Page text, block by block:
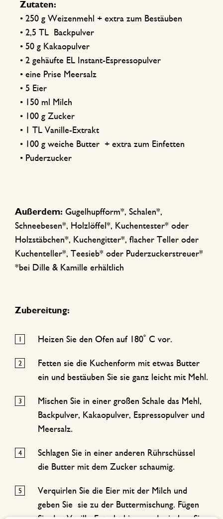
Zutaten:
• 250 g Weizenmehl + extra zum Bestäuben
• 2,5 TL Backpulver
• 50 g Kakaopulver
• 2 gehäufte EL Instant-Espressopulver
• eine Prise Meersalz
• 5 Eier
• 150 ml Milch
• 100 g Zucker
• 1 TL Vanille-Extrakt
• 100 g weiche Butter + extra zum Einfetten
• Puderzucker
Außerdem: Gugelhupfform*, Schalen*,
Schneebesen*, Holzlöffel*, Kuchentester* oder
Holzstäbchen*, Kuchengitter*, flacher Teller oder
Kuchenteller*, Teesieb* oder Puderzuckerstreuer*
*bei Dille & Kamille erhältlich
Zubereitung:
Heizen Sie den Ofen auf 180˚ C vor.
Fetten sie die Kuchenform mit etwas Butter
ein und bestäuben Sie sie ganz leicht mit Mehl.
Mischen Sie in einer großen Schale das Mehl,
Backpulver, Kakaopulver, Espressopulver und
Meersalz.
Schlagen Sie in einer anderen Rührschüssel
die Butter mit dem Zucker schaumig.
Verquirlen Sie die Eier mit der Milch und
geben Sie sie zu der Buttermischung. Fügen